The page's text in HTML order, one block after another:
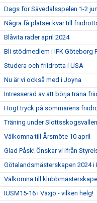
Dags för Sävedalsspelen 1-2
Några få platser kvar till
Blåvita rader april 2024
Bli stödmedlem i IFK Göteborg
Studera och friidrotta i USA
Nu är vi också med i Joyna
Intresserad av att börja träna
Högt tryck på sommarens
Träning under
Välkomna till Årsmöte 10 april
Glad Påsk! Önskar vi ifrån
Götalandsmästerskapen 2024 i
Välkomna till
IUSM15-16 i Växjö - vilken helg!